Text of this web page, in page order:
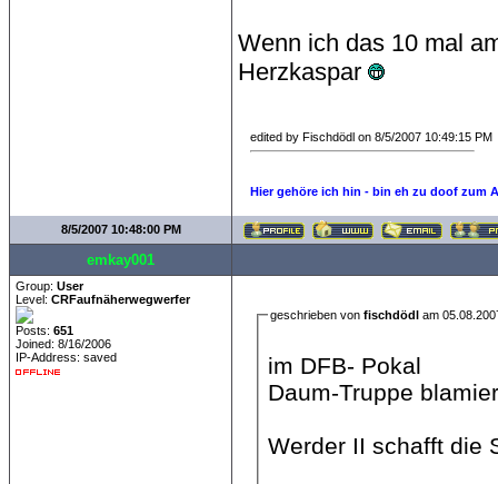
Wenn ich das 10 mal
Herzkaspar
edited by Fischdödl on 8/5/2007 10:49:15 PM
Hier gehöre ich hin - bin eh zu doof zum
8/5/2007 10:48:00 PM
emkay001
Group: User
Level: CRFaufnäherwegwerfer
Posts: 651
Joined: 8/16/2006
IP-Address: saved
geschrieben vonfischdödl am
im DFB- Pokal
Daum-Truppe
Werder II schafft die